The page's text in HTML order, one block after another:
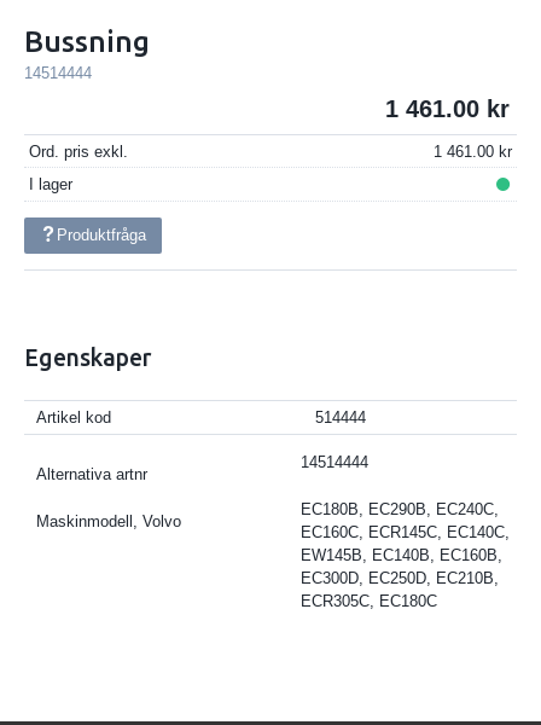
Bussning
14514444
1 461.00
Ord. pris exkl.
1 461.00
I lager
Produktfråga
Egenskaper
Artikel kod 514444
Alternativa artnr
14514444
Maskinmodell, Volvo
EC180B, EC290B, EC240C,
EC160C, ECR145C, EC140C,
EW145B, EC140B, EC160B,
EC300D, EC250D, EC210B,
ECR305C, EC180C